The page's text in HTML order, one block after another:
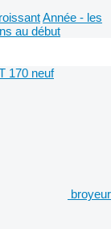
Année - les
au début
broyeur